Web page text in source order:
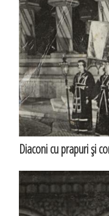
Diaconi cu prapuri şi